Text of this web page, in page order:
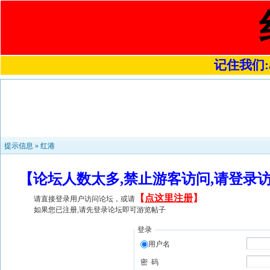
记住我们
提示信息 » 红港
【论坛人数太多,禁止游客访问,请登
请直接登录用户访问论坛，或请 【 点这里注册】
如果您已注册,请先登录论坛即可游览帖子
登录
用户名
密 码